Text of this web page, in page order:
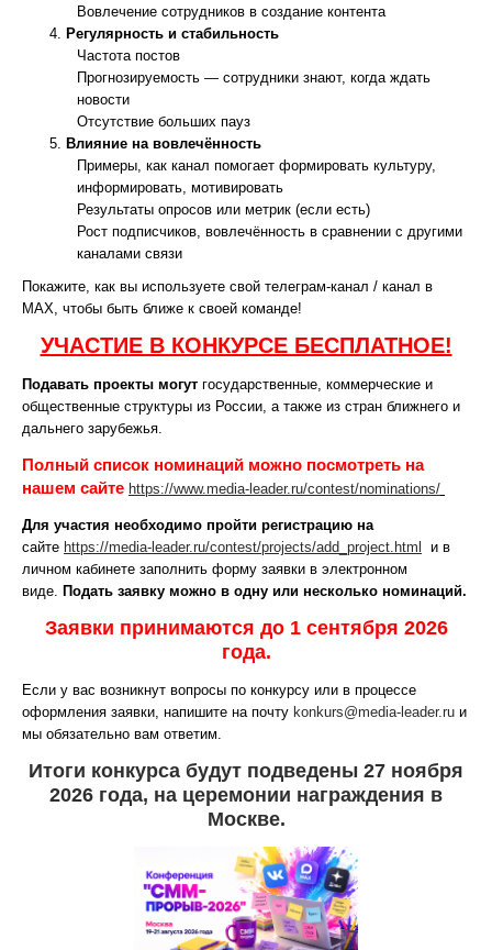
Вовлечение сотрудников в создание контента
Регулярность и стабильность
Частота постов
Прогнозируемость — сотрудники знают, когда ждать
новости
Отсутствие больших пауз
Влияние на вовлечённость
Примеры, как канал помогает формировать культуру,
информировать, мотивировать
Результаты опросов или метрик (если есть)
Рост подписчиков, вовлечённость в сравнении с другими
каналами связи
Покажите, как вы используете свой телеграм-канал / канал в
МАХ, чтобы быть ближе к своей команде!
УЧАСТИЕ В КОНКУРСЕ БЕСПЛАТНОЕ!
Подавать проекты могут государственные, коммерческие и
общественные структуры из России, а также из стран ближнего и
дальнего зарубежья.
Полный список номинаций можно посмотреть на
нашем сайте https://www.media-leader.ru/contest/nominations/
Для участия необходимо пройти регистрацию на
сайте https://media-leader.ru/contest/projects/add_project.html
и в
личном кабинете заполнить форму заявки в электронном
виде. Подать заявку можно в одну или несколько номинаций.
Заявки принимаются до 1 сентября 2026
года.
Если у вас возникнут вопросы по конкурсу или в процессе
оформления заявки, напишите на почту konkurs@media-leader.ru и
мы обязательно вам ответим.
Итоги конкурса будут подведены 27 ноября
2026 года, на церемонии награждения в
Москве.